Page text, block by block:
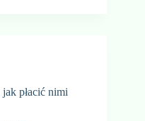
płacić nimi